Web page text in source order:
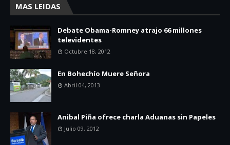
MAS LEIDAS
Debate Obama-Romney atrajo 66 millones
televidentes
Octubre 18, 2012
En Bohechío Muere Señora
Abril 04, 2013
Anibal Piña ofrece charla Aduanas sin Papeles
Julio 09, 2012